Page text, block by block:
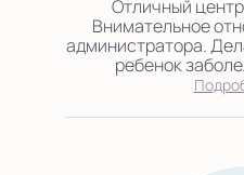
Отличный
Внимательное
администратора.
ребенок